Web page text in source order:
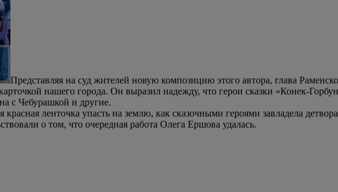
Представляя на суд жителей новую композицию этого автора, глава
нашего города. Он выразил надежду, что герои сказки «Конек-
с Чебурашкой и другие.
ленточка упасть на землю, как сказочными героями завладела
о том, что очередная работа Олега Ершова удалась.